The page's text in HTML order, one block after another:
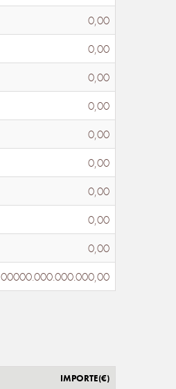
0,00
0,00
0,00
0,00
0,00
0,00
0,00
0,00
0,00
00000.000.000.000,00
IMPORTE(€)